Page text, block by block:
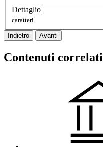
Dettaglio
caratteri
Indietro Avanti
Contenuti correlati